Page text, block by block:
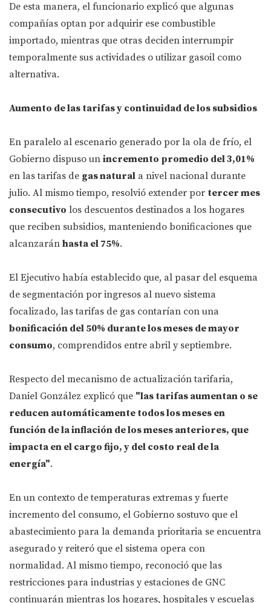
De esta manera, el funcionario explicó que algunas
compañías optan por adquirir ese combustible
importado, mientras que otras deciden interrumpir
temporalmente sus actividades o utilizar gasoil como
alternativa.
Aumento de las tarifas y continuidad de los subsidios
En paralelo al escenario generado por la ola de frío, el
Gobierno dispuso un incremento promedio del 3,01%
en las tarifas de gas natural a nivel nacional durante
julio. Al mismo tiempo, resolvió extender por tercer mes
consecutivo los descuentos destinados a los hogares
que reciben subsidios, manteniendo bonificaciones que
alcanzarán hasta el 75%.
El Ejecutivo había establecido que, al pasar del esquema
de segmentación por ingresos al nuevo sistema
focalizado, las tarifas de gas contarían con una
bonificación del 50% durante los meses de mayor
consumo, comprendidos entre abril y septiembre.
Respecto del mecanismo de actualización tarifaria,
Daniel González explicó que "las tarifas aumentan o se
reducen automáticamente todos los meses en
función de la inflación de los meses anteriores, que
impacta en el cargo fijo, y del costo real de la
energía".
En un contexto de temperaturas extremas y fuerte
incremento del consumo, el Gobierno sostuvo que el
abastecimiento para la demanda prioritaria se encuentra
asegurado y reiteró que el sistema opera con
normalidad. Al mismo tiempo, reconoció que las
restricciones para industrias y estaciones de GNC
continuarán mientras los hogares, hospitales y escuelas